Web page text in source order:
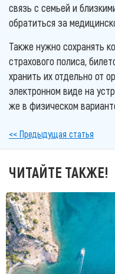
связь с семьей и
обратиться за
Также нужно сохранять
страхового полиса,
хранить их отдельно от
электронном виде на
же в физическом
<< Предыдущая статья
ЧИТАЙТЕ ТАКЖЕ!